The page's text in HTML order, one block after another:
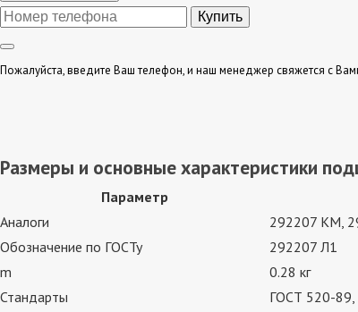
Пожалуйста, введите Ваш телефон, и наш менеджер свяжется с
Размеры и основные характеристики
Параметр
Аналоги
292207 КМ,
Обозначение по ГОСТу
292207 Л1
m
0.28 кг
Стандарты
ГОСТ 520-89,